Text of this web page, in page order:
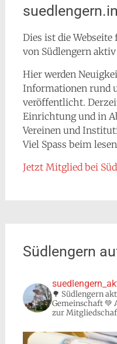
Dies ist die
von Südlengern aktiv
Hier werden
Informationen rund
veröffentlicht.
Einrichtung und in
Vereinen und
Viel Spass beim
Jetzt Mitglied bei
Südlengern
🌳 Südlengern
Gemeinschaft 💚
zur